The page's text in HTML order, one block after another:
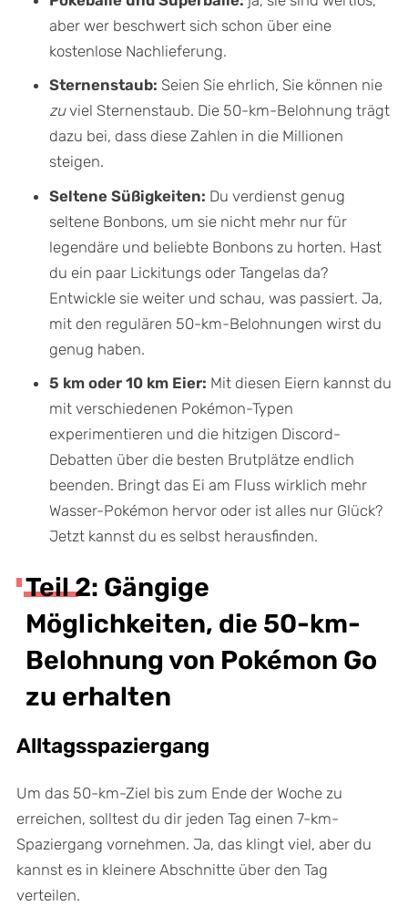
aber wer beschwert sich schon über eine
kostenlose Nachlieferung.
Sternenstaub: Seien Sie ehrlich, Sie können nie
zuviel Sternenstaub. Die 50-km-Belohnung trägt
dazu bei, dass diese Zahlen in die Millionen
steigen.
Seltene Süßigkeiten: Du verdienst genug
seltene Bonbons, um sie nicht mehr nur für
legendäre und beliebte Bonbons zu horten. Hast
du ein paar Lickitungs oder Tangelas da?
Entwickle sie weiter und schau, was passiert. Ja,
mit den regulären 50-km-Belohnungen wirst du
genug haben.
5 km oder 10 km Eier: Mit diesen Eiern kannst du
mit verschiedenen Pokémon-Typen
experimentieren und die hitzigen Discord-
Debatten über die besten Brutplätze endlich
beenden. Bringt das Ei am Fluss wirklich mehr
Wasser-Pokémon hervor oder ist alles nur Glück?
Jetzt kannst du es selbst herausfinden.
Teil 2: Gängige
Möglichkeiten, die 50-km-
Belohnung von Pokémon Go
zu erhalten
Alltagsspaziergang
Um das 50-km-Ziel bis zum Ende der Woche zu
erreichen, solltest du dir jeden Tag einen 7-km-
Spaziergang vornehmen. Ja, das klingt viel, aber du
kannst es in kleinere Abschnitte über den Tag
verteilen.